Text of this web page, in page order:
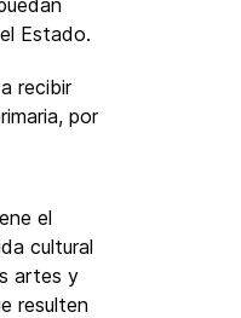
Estado.
recibir
por
el
cultural
artes y
resulten